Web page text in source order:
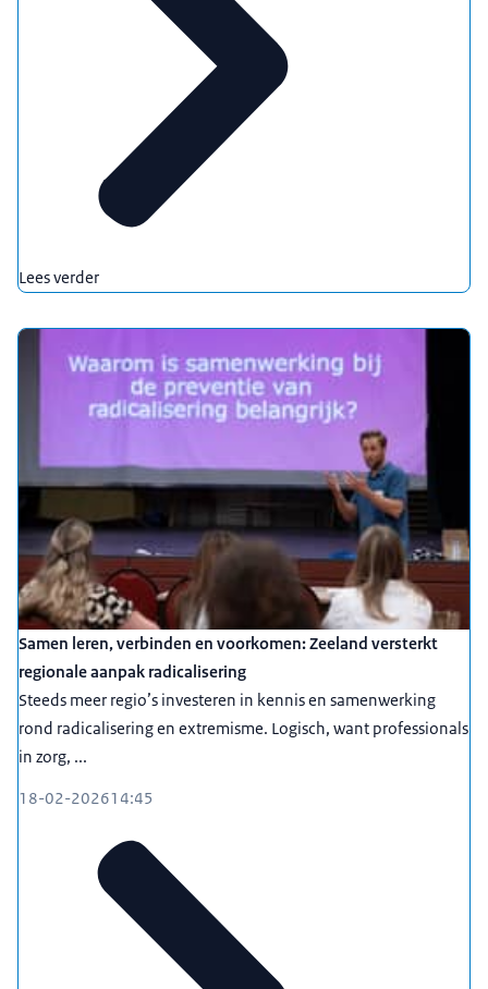
Lees verder
Samen leren, verbinden en voorkomen: Zeeland versterkt
regionale aanpak radicalisering
Steeds meer regio’s investeren in kennis en samenwerking
rond radicalisering en extremisme. Logisch, want professionals
in zorg, ...
18-02-202614:45